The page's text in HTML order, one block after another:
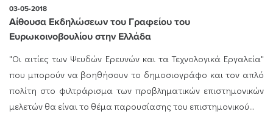
03-05-2018
Αίθουσα Εκδηλώσεων του Γραφείου του
Ευρωκοινοβουλίου στην Ελλάδα
"Οι αιτίες των Ψευδών Ερευνών και τα Τεχνολογικά Εργαλεία"
που μπορούν να βοηθήσουν το δημοσιογράφο και τον απλό
πολίτη στο φιλτράρισμα των προβληματικών επιστημονικών
μελετών θα είναι το θέμα παρουσίασης του επιστημονικού...